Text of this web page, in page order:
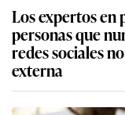
Los expertos en
personas que
redes sociales
externa